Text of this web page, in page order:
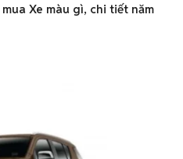
Xe màu gì, chi tiết năm